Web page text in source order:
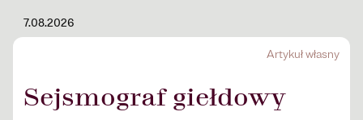
7.08.2026
Artykuł własny
Sejsmograf giełdowy